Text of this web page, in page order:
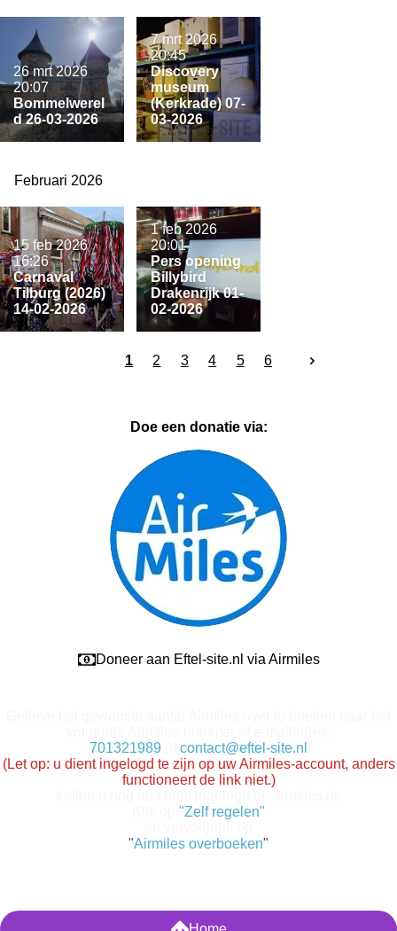
Bommelwerel
d 26-03-2026
26 mrt 2026
20:07
Discovery
museum
(Kerkrade) 07-
03-2026
7 mrt 2026
20:45
Februari 2026
Carnaval
Tilburg (2026)
14-02-2026
15 feb 2026
16:26
Pers opening
Billybird
Drakenrijk 01-
02-2026
1 feb 2026
20:01
1 2 3 4 5 6
Doe een donatie via:
Doneer aan Eftel-site.nl via Airmiles
701321989
contact@eftel-site.nl
(Let op: u dient ingelogd te zijn op uw Airmiles-account, anders
functioneert de link niet.)
"Zelf regelen"
"Airmiles overboeken"